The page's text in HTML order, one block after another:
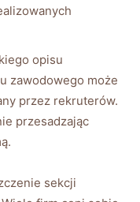
opisu
zawodowego może
przez rekruterów.
przesadzając
sekcji